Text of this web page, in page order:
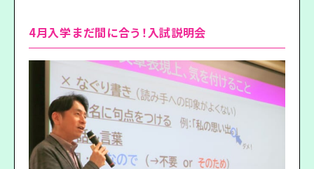
4月入学まだ間に合う！入試説明会